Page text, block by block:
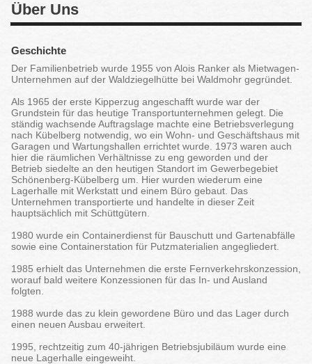
Über Uns
Geschichte
Der Familienbetrieb wurde 1955 von Alois Ranker als Mietwagen-
Unternehmen auf der Waldziegelhütte bei Waldmohr gegründet.
Als 1965 der erste Kipperzug angeschafft wurde war der
Grundstein für das heutige Transportunternehmen gelegt. Die
ständig wachsende Auftragslage machte eine Betriebsverlegung
nach Kübelberg notwendig, wo ein Wohn- und Geschäftshaus mit
Garagen und Wartungshallen errichtet wurde. 1973 waren auch
hier die räumlichen Verhältnisse zu eng geworden und der
Betrieb siedelte an den heutigen Standort im Gewerbegebiet
Schönenberg-Kübelberg um. Hier wurden wiederum eine
Lagerhalle mit Werkstatt und einem Büro gebaut. Das
Unternehmen transportierte und handelte in dieser Zeit
hauptsächlich mit Schüttgütern.
1980 wurde ein Containerdienst für Bauschutt und Gartenabfälle
sowie eine Containerstation für Putzmaterialien angegliedert.
1985 erhielt das Unternehmen die erste Fernverkehrskonzession,
worauf bald weitere Konzessionen für das In- und Ausland
folgten.
1988 wurde das zu klein gewordene Büro und das Lager durch
einen neuen Ausbau erweitert.
1995, rechtzeitig zum 40-jährigen Betriebsjubiläum wurde eine
neue Lagerhalle eingeweiht.